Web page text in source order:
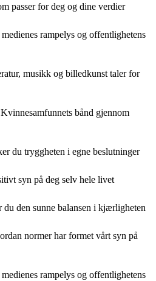
passer for deg og dine verdier
rampelys og offentlighetens
musikk og billedkunst taler for
bånd gjennom
du tryggheten i egne beslutninger
syn på deg selv hele livet
den sunne balansen i kjærligheten
normer har formet vårt syn på
rampelys og offentlighetens